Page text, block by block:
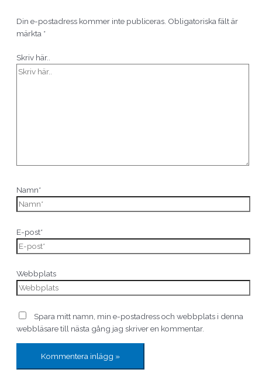
Din e-postadress kommer inte publiceras. Obligatoriska fält är
märkta *
Skriv här..
Namn*
E-post*
Webbplats
Spara mitt namn, min e-postadress och webbplats i denna
webbläsare till nästa gång jag skriver en kommentar.